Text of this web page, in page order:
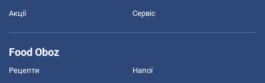
Акції Сервіс
Food Oboz
Рецепти Напої